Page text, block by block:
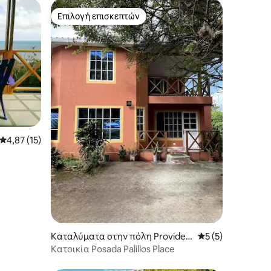
Μέση βαθμολογία: 4,87 στα 5, 15 κριτικές
4,87 (15)
Επιλογή επισκεπτών
Επιλογή επισκεπτών
Καταλύματα στην πόλη Providen
cia
Μέση
5 (5)
Κατοικία Posada Palillos Place